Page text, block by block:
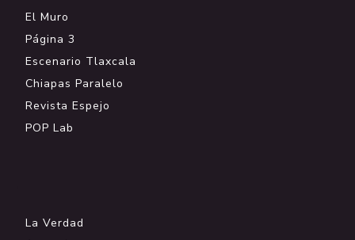
El Muro
Página 3
Escenario Tlaxcala
Chiapas Paralelo
Revista Espejo
POP Lab
La Verdad